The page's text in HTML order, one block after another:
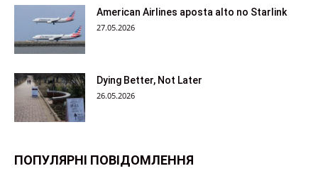
American Airlines aposta alto no Starlink
27.05.2026
Dying Better, Not Later
26.05.2026
ПОПУЛЯРНІ ПОВІДОМЛЕННЯ